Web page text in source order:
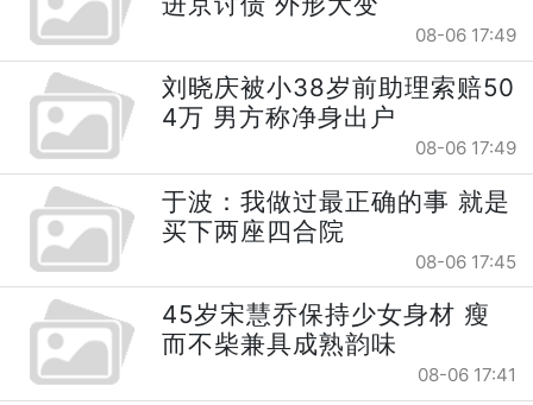
08-06 17:49
刘晓庆被小38岁前助理索赔50
4万 男方称净身出户
08-06 17:49
于波：我做过最正确的事 就是
买下两座四合院
08-06 17:45
45岁宋慧乔保持少女身材 瘦
而不柴兼具成熟韵味
08-06 17:41